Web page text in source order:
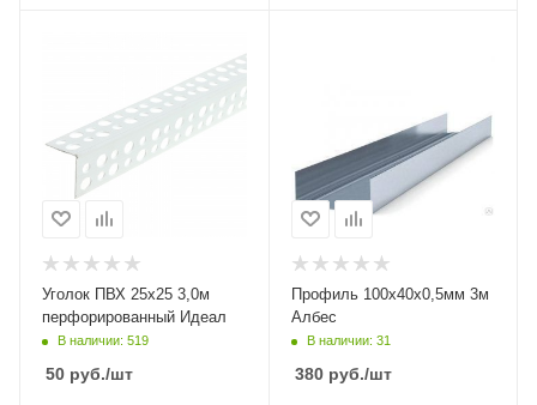
Уголок ПВХ 25х25 3,0м
перфорированный Идеал
В наличии: 519
50 руб./шт
Профиль 100х40х0,5мм 3м
Албес
В наличии: 31
380руб./шт